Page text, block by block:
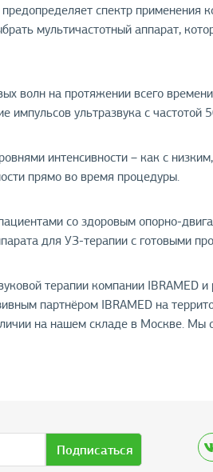
спектр применения
мультичастотный аппарат,
волн на протяжении всего
ультразвука с
интенсивности – как с
прямо во время процедуры.
со здоровым опорно-
для УЗ-терапии с готовыми
терапии компании IBRAMED
партнёром IBRAMED на
на нашем складе в Москве. Мы
Подписаться